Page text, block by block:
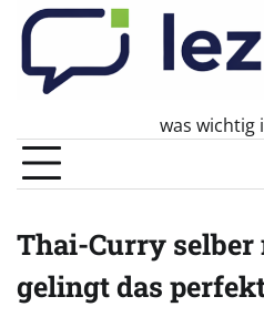
Skip
content
was wichtig
Thai-Curry selber
gelingt das